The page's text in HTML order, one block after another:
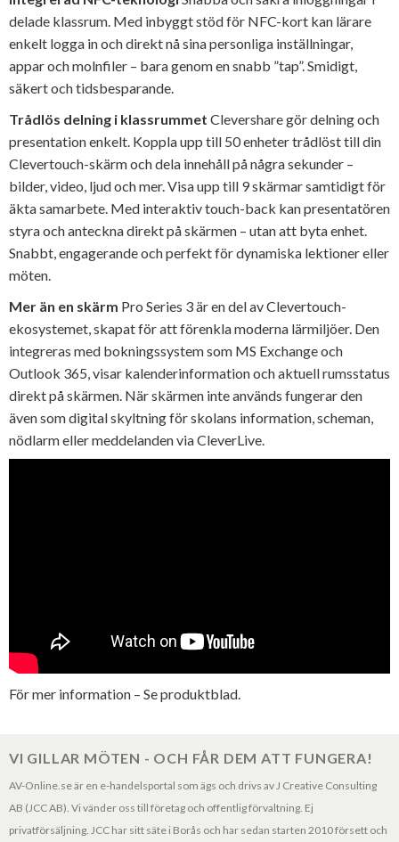
delade klassrum. Med inbyggt stöd för NFC-kort kan lärare
enkelt logga in och direkt nå sina personliga inställningar,
appar och molnfiler – bara genom en snabb ”tap”. Smidigt,
säkert och tidsbesparande.
Trådlös delning i klassrummet Clevershare gör delning och
presentation enkelt. Koppla upp till 50 enheter trådlöst till din
Clevertouch-skärm och dela innehåll på några sekunder –
bilder, video, ljud och mer. Visa upp till 9 skärmar samtidigt för
äkta samarbete. Med interaktiv touch-back kan presentatören
styra och anteckna direkt på skärmen – utan att byta enhet.
Snabbt, engagerande och perfekt för dynamiska lektioner eller
möten.
Mer än en skärm Pro Series 3 är en del av Clevertouch-
ekosystemet, skapat för att förenkla moderna lärmiljöer. Den
integreras med bokningssystem som MS Exchange och
Outlook 365, visar kalenderinformation och aktuell rumsstatus
direkt på skärmen. När skärmen inte används fungerar den
även som digital skyltning för skolans information, scheman,
nödlarm eller meddelanden via CleverLive.
För mer information – Se produktblad.
VI GILLAR MÖTEN - OCH FÅR DEM ATT FUNGERA!
AV-Online.se är en e-handelsportal som ägs och drivs av J Creative Consulting
AB (JCC AB). Vi vänder oss till företag och offentlig förvaltning. Ej
privatförsäljning. JCC har sitt säte i Borås och har sedan starten 2010 försett och